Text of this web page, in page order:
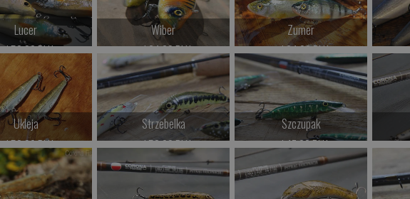
Lucer
59.00 PLN
Kup teraz >
Wiber
od 64.00 PLN
Kup teraz >
Zumer
od 64.00 PLN
Kup teraz >
Ukleja
52.00 PLN
Kup teraz >
Strzebelka
od 52.00 PLN
Kup teraz >
Szczupak
od 47.00 PLN
Kup teraz >